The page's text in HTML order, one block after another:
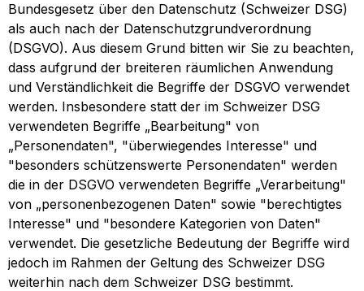
Bundesgesetz über den Datenschutz (Schweizer DSG)
als auch nach der Datenschutzgrundverordnung
(DSGVO). Aus diesem Grund bitten wir Sie zu beachten,
dass aufgrund der breiteren räumlichen Anwendung
und Verständlichkeit die Begriffe der DSGVO verwendet
werden. Insbesondere statt der im Schweizer DSG
verwendeten Begriffe „Bearbeitung" von
„Personendaten", "überwiegendes Interesse" und
"besonders schützenswerte Personendaten" werden
die in der DSGVO verwendeten Begriffe „Verarbeitung"
von „personenbezogenen Daten" sowie "berechtigtes
Interesse" und "besondere Kategorien von Daten"
verwendet. Die gesetzliche Bedeutung der Begriffe wird
jedoch im Rahmen der Geltung des Schweizer DSG
weiterhin nach dem Schweizer DSG bestimmt.